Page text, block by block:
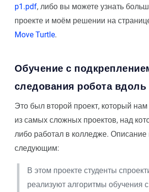
p1.pdf, либо вы можете узнать
проекте и моём решении на
Move Turtle.
Обучение с
следования робота вдоль
Это был второй проект, который
из самых сложных проектов, над
либо работал в колледже. Описание
следующим:
В этом проекте студенты
реализуют алгоритмы обучения с